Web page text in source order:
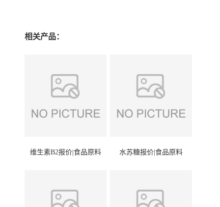
相关产品：
维生素B2报价|食品原料 水苏糖报价|食品原料